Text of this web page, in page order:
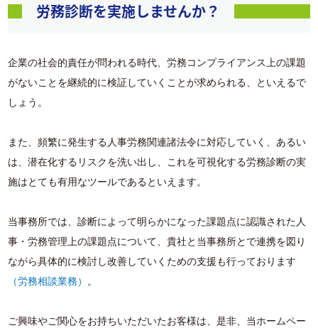
労務診断を実施しませんか？
企業の社会的責任が問われる時代、労務コンプライアンス上の課題
がないことを継続的に検証していくことが求められる、といえるで
しょう。
また、頻繁に発生する人事労務関連諸法令に対応していく、あるい
は、潜在化するリスクを洗い出し、これを可視化する労務診断の実
施はとても有用なツールであるといえます。
当事務所では、診断によって明らかになった課題点に認識された人
事・労務管理上の課題点について、貴社と当事務所とで連携を図り
ながら具体的に検討し改善していくための支援も行っております
（労務相談業務）
。
ご興味やご関心をお持ちいただいたお客様は、是非、当ホームペー